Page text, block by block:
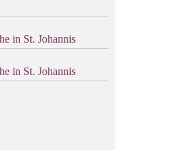
in St. Johannis
in St. Johannis